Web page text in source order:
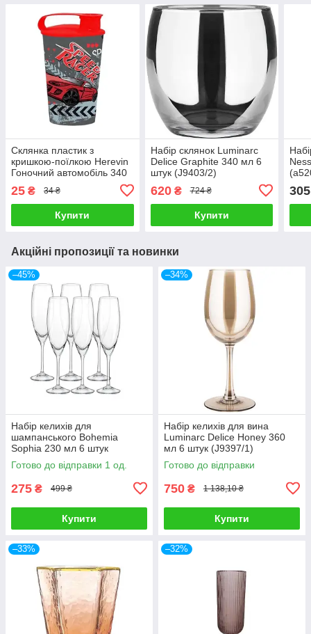
Склянка пластик з
кришкою-поїлкою Herevin
Гоночний автомобіль 340
25 ₴ 34 ₴
Купити
Набір склянок Luminarc
Delice Graphite 340 мл 6
штук (J9403/2)
620₴ 724 ₴
Купити
305
Акційні пропозиції та новинки
–45%
Набір келихів для
шампанського Bohemia
Sophia 230 мл 6 штук
(b40814)
Готово до відправки 1 од.
275 ₴ 499 ₴
Купити
–34%
Набір келихів для вина
Luminarc Delice Honey 360
мл 6 штук (J9397/1)
Готово до відправки
750 ₴ 1 138,10 ₴
Купити
–33% –32%